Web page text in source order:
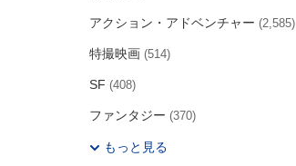
アクション・アドベンチャー (2,585)
特撮映画 (514)
SF (408)
ファンタジー (370)
もっと見る